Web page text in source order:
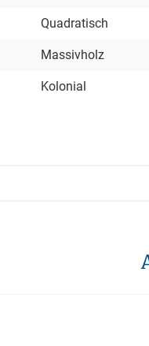
Quadratisch
Massivholz
Kolonial